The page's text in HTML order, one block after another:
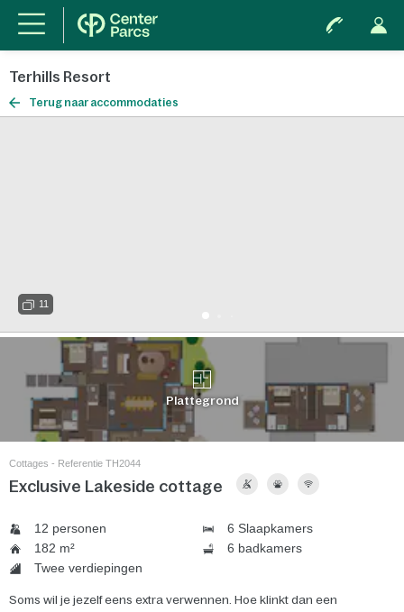
Terhills Resort
Terug naar accommodaties
11
Plattegrond
Cottages - Referentie TH2044
Exclusive Lakeside cottage
12 personen
6 Slaapkamers
182 m²
6 badkamers
Twee verdiepingen
Soms wil je jezelf eens extra verwennen. Hoe klinkt dan een